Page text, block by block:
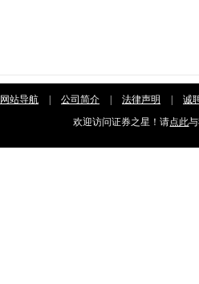
网站导航 | 公司简介 | 法律声明 |
诚
欢迎访问证券之星！请点此